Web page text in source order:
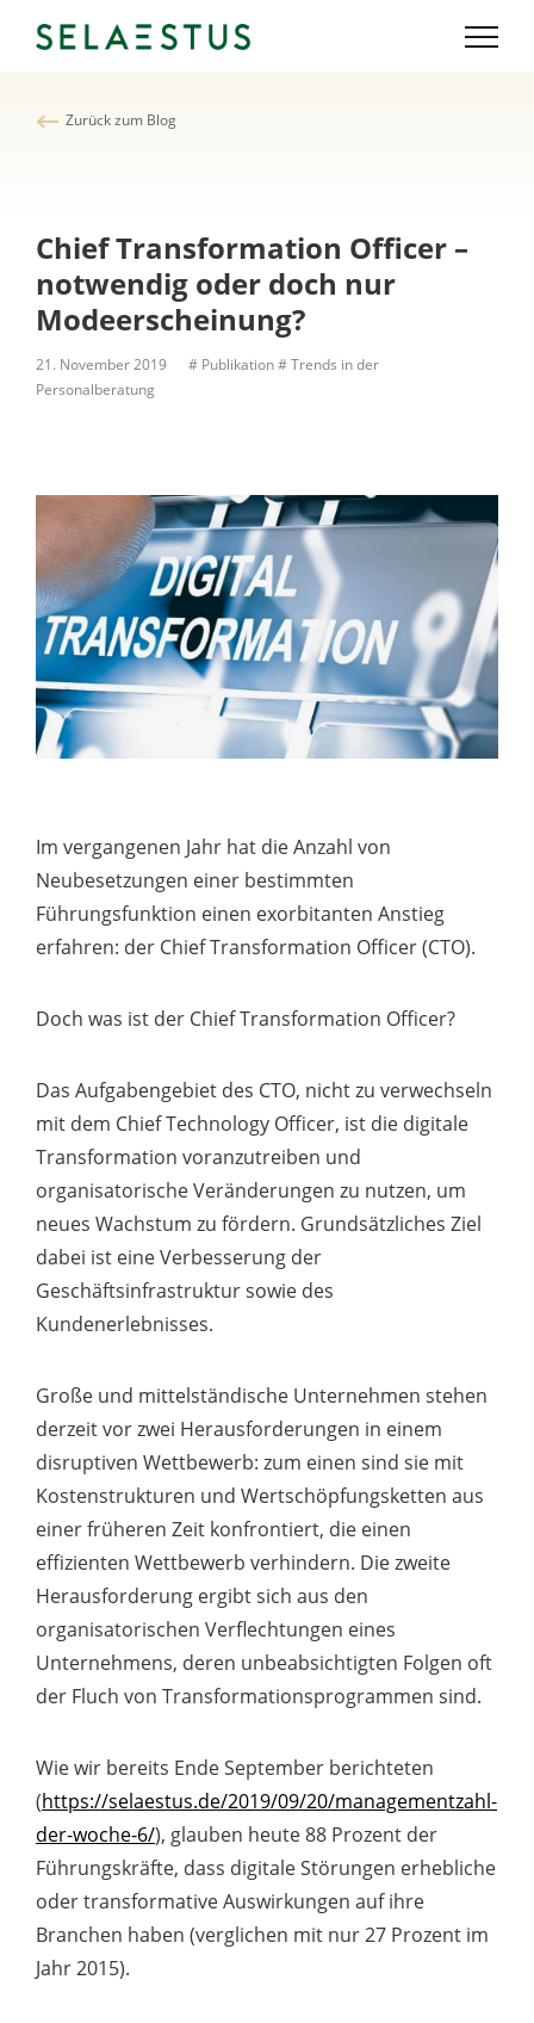
Zurück zum Blog
Chief Transformation Officer –
notwendig oder doch nur
Modeerscheinung?
21. November 2019 # Publikation# Trends in der
Personalberatung
Im vergangenen Jahr hat die Anzahl von
Neubesetzungen einer bestimmten
Führungsfunktion einen exorbitanten Anstieg
erfahren: der Chief Transformation Officer (CTO).
Doch was ist der Chief Transformation Officer?
Das Aufgabengebiet des CTO, nicht zu verwechseln
mit dem Chief Technology Officer, ist die digitale
Transformation voranzutreiben und
organisatorische Veränderungen zu nutzen, um
neues Wachstum zu fördern. Grundsätzliches Ziel
dabei ist eine Verbesserung der
Geschäftsinfrastruktur sowie des
Kundenerlebnisses.
Große und mittelständische Unternehmen stehen
derzeit vor zwei Herausforderungen in einem
disruptiven Wettbewerb: zum einen sind sie mit
Kostenstrukturen und Wertschöpfungsketten aus
einer früheren Zeit konfrontiert, die einen
effizienten Wettbewerb verhindern. Die zweite
Herausforderung ergibt sich aus den
organisatorischen Verflechtungen eines
Unternehmens, deren unbeabsichtigten Folgen oft
der Fluch von Transformationsprogrammen sind.
Wie wir bereits Ende September berichteten
(https://selaestus.de/2019/09/20/managementzahl-
der-woche-6/), glauben heute 88 Prozent der
Führungskräfte, dass digitale Störungen erhebliche
oder transformative Auswirkungen auf ihre
Branchen haben (verglichen mit nur 27 Prozent im
Jahr 2015).